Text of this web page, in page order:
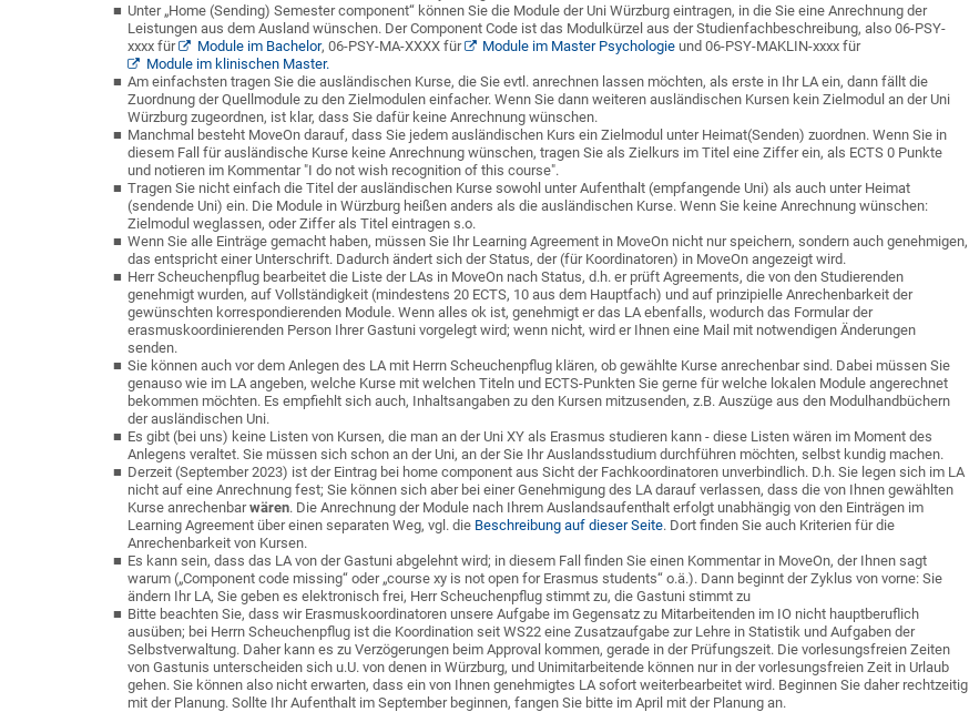
Unter „Home (Sending) Semester component“ können Sie die Module der Uni Würzburg eintragen, in die Sie eine Anrechnung der
Leistungen aus dem Ausland wünschen. Der Component Code ist das Modulkürzel aus der Studienfachbeschreibung, also 06-PSY-
xxxx für
Module im Bachelor, 06-PSY-MA-XXXX für Module im Master Psychologie und 06-PSY-MAKLIN-xxxx für
Module im klinischen Master.
Am einfachsten tragen Sie die ausländischen Kurse, die Sie evtl. anrechnen lassen möchten, als erste in Ihr LA ein, dann fällt die
Zuordnung der Quellmodule zu den Zielmodulen einfacher. Wenn Sie dann weiteren ausländischen Kursen kein Zielmodul an der Uni
Würzburg zugeordnen, ist klar, dass Sie dafür keine Anrechnung wünschen.
Manchmal besteht MoveOn darauf, dass Sie jedem ausländischen Kurs ein Zielmodul unter Heimat(Senden) zuordnen. Wenn Sie in
diesem Fall für ausländische Kurse keine Anrechnung wünschen, tragen Sie als Zielkurs im Titel eine Ziffer ein, als ECTS 0 Punkte
und notieren im Kommentar "I do not wish recognition of this course".
Tragen Sie nicht einfach die Titel der ausländischen Kurse sowohl unter Aufenthalt (empfangende Uni) als auch unter Heimat
(sendende Uni) ein. Die Module in Würzburg heißen anders als die ausländischen Kurse. Wenn Sie keine Anrechnung wünschen:
Zielmodul weglassen, oder Ziffer als Titel eintragen s.o.
Wenn Sie alle Einträge gemacht haben, müssen Sie Ihr Learning Agreement in MoveOn nicht nur speichern, sondern auch genehmigen,
das entspricht einer Unterschrift. Dadurch ändert sich der Status, der (für Koordinatoren) in MoveOn angezeigt wird.
Herr Scheuchenpflug bearbeitet die Liste der LAs in MoveOn nach Status, d.h. er prüft Agreements, die von den Studierenden
genehmigt wurden, auf Vollständigkeit (mindestens 20 ECTS, 10 aus dem Hauptfach) und auf prinzipielle Anrechenbarkeit der
gewünschten korrespondierenden Module. Wenn alles ok ist, genehmigt er das LA ebenfalls, wodurch das Formular der
erasmuskoordinierenden Person Ihrer Gastuni vorgelegt wird; wenn nicht, wird er Ihnen eine Mail mit notwendigen Änderungen
senden.
Sie können auch vor dem Anlegen des LA mit Herrn Scheuchenpflug klären, ob gewählte Kurse anrechenbar sind. Dabei müssen Sie
genauso wie im LA angeben, welche Kurse mit welchen Titeln und ECTS-Punkten Sie gerne für welche lokalen Module angerechnet
bekommen möchten. Es empfiehlt sich auch, Inhaltsangaben zu den Kursen mitzusenden, z.B. Auszüge aus den Modulhandbüchern
der ausländischen Uni.
Es gibt (bei uns) keine Listen von Kursen, die man an der Uni XY als Erasmus studieren kann - diese Listen wären im Moment des
Anlegens veraltet. Sie müssen sich schon an der Uni, an der Sie Ihr Auslandsstudium durchführen möchten, selbst kundig machen.
Derzeit (September 2023) ist der Eintrag bei home component aus Sicht der Fachkoordinatoren unverbindlich. D.h. Sie legen sich im LA
nicht auf eine Anrechnung fest; Sie können sich aber bei einer Genehmigung des LA darauf verlassen, dass die von Ihnen gewählten
Kurse anrechenbarwären. Die Anrechnung der Module nach Ihrem Auslandsaufenthalt erfolgt unabhängig von den Einträgen im
Learning Agreement über einen separaten Weg, vgl. die Beschreibung auf dieser Seite. Dort finden Sie auch Kriterien für die
Anrechenbarkeit von Kursen.
Es kann sein, dass das LA von der Gastuni abgelehnt wird; in diesem Fall finden Sie einen Kommentar in MoveOn, der Ihnen sagt
warum („Component code missing“ oder „course xy is not open for Erasmus students“ o.ä.). Dann beginnt der Zyklus von vorne: Sie
ändern Ihr LA, Sie geben es elektronisch frei, Herr Scheuchenpflug stimmt zu, die Gastuni stimmt zu
Bitte beachten Sie, dass wir Erasmuskoordinatoren unsere Aufgabe im Gegensatz zu Mitarbeitenden im IO nicht hauptberuflich
ausüben; bei Herrn Scheuchenpflug ist die Koordination seit WS22 eine Zusatzaufgabe zur Lehre in Statistik und Aufgaben der
Selbstverwaltung. Daher kann es zu Verzögerungen beim Approval kommen, gerade in der Prüfungszeit. Die vorlesungsfreien Zeiten
von Gastunis unterscheiden sich u.U. von denen in Würzburg, und Unimitarbeitende können nur in der vorlesungsfreien Zeit in Urlaub
gehen. Sie können also nicht erwarten, dass ein von Ihnen genehmigtes LA sofort weiterbearbeitet wird. Beginnen Sie daher rechtzeitig
mit der Planung. Sollte Ihr Aufenthalt im September beginnen, fangen Sie bitte im April mit der Planung an.